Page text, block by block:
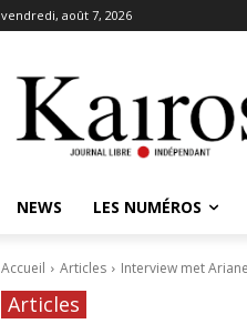
vendredi, août 7, 2026
NEWS LES NUMÉROS
Accueil Articles Interview met
Articles